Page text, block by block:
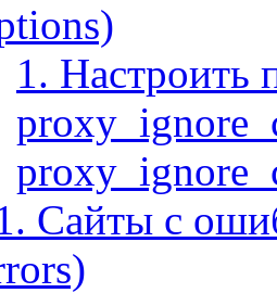
1. Настроить
Сайты с